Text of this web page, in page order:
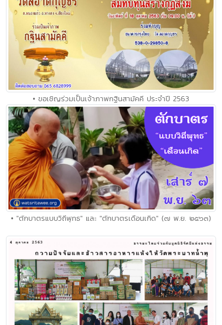
• ขอเชิญร่วมเป็นเจ้าภาพกฐินสามัคคี ประจำปี 2563
• "ตักบาตรแบบวิถีพุทธ" และ "ตักบาตรเดือนเกิด" (๗ พ.ย. ๒๕๖๓)